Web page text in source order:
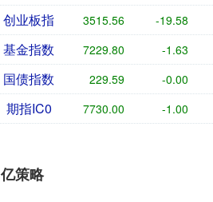
创业板指 3515.56 -19.58
基金指数 7229.80 -1.63
国债指数 229.59 -0.00
期指IC0 7730.00 -1.00
亿策略